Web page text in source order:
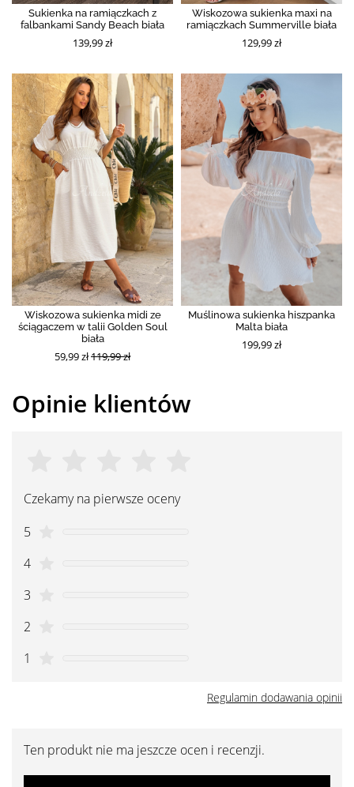
Sukienka na ramiączkach z
falbankami Sandy Beach biała
139,99 zł
Wiskozowa sukienka maxi na
ramiączkach Summerville biała
129,99 zł
Wiskozowa sukienka midi ze
ściągaczem w talii Golden Soul
biała
59,99 zł119,99 zł
Muślinowa sukienka hiszpanka
Malta biała
199,99 zł
Opinie klientów
Czekamy na pierwsze oceny
5
4
3
2
1
Regulamin dodawania opinii
Ten produkt nie ma jeszcze ocen i recenzji.